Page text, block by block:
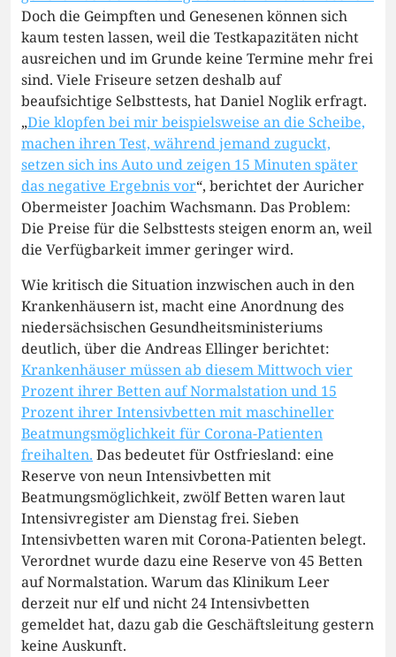
Doch die Geimpften und Genesenen können sich
kaum testen lassen, weil die Testkapazitäten nicht
ausreichen und im Grunde keine Termine mehr frei
sind. Viele Friseure setzen deshalb auf
beaufsichtige Selbsttests, hat Daniel Noglik erfragt.
„Die klopfen bei mir beispielsweise an die Scheibe,
machen ihren Test, während jemand zuguckt,
setzen sich ins Auto und zeigen 15 Minuten später
das negative Ergebnis vor“, berichtet der Auricher
Obermeister Joachim Wachsmann. Das Problem:
Die Preise für die Selbsttests steigen enorm an, weil
die Verfügbarkeit immer geringer wird.
Wie kritisch die Situation inzwischen auch in den
Krankenhäusern ist, macht eine Anordnung des
niedersächsischen Gesundheitsministeriums
deutlich, über die Andreas Ellinger berichtet:
Krankenhäuser müssen ab diesem Mittwoch vier
Prozent ihrer Betten auf Normalstation und 15
Prozent ihrer Intensivbetten mit maschineller
Beatmungsmöglichkeit für Corona-Patienten
freihalten. Das bedeutet für Ostfriesland: eine
Reserve von neun Intensivbetten mit
Beatmungsmöglichkeit, zwölf Betten waren laut
Intensivregister am Dienstag frei. Sieben
Intensivbetten waren mit Corona-Patienten belegt.
Verordnet wurde dazu eine Reserve von 45 Betten
auf Normalstation. Warum das Klinikum Leer
derzeit nur elf und nicht 24 Intensivbetten
gemeldet hat, dazu gab die Geschäftsleitung gestern
keine Auskunft.